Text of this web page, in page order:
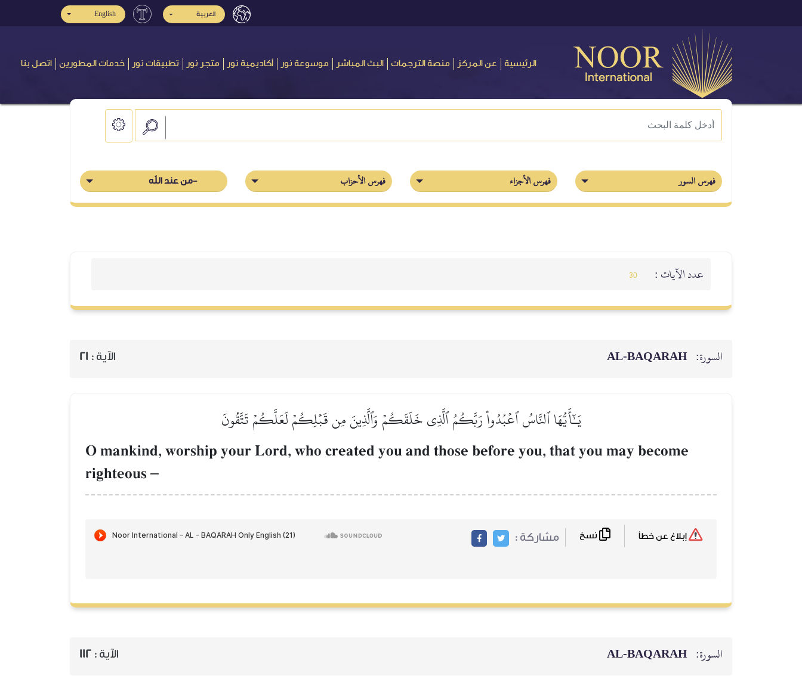
العربية English
الرئيسية عن المركز منصة الترجمات البث المباشر موسوعة نور أكاديمية نور متجر نور تطبيقات نور خدمات المطورين اتصل بنا
فهرس السور فهرس الأجزاء فهرس الأحزاب -من عند الله
عدد الآيات : 30
السورة: AL‑BAQARAH الآية : 21
يَـٰٓأَيُّهَا ٱلنَّاسُ ٱعۡبُدُواْ رَبَّكُمُ ٱلَّذِي خَلَقَكُمۡ وَٱلَّذِينَ مِن قَبۡلِكُمۡ لَعَلَّكُمۡ تَتَّقُونَ
O mankind, worship your Lord, who created you and those before you, that you may become
righteous –
مشاركة :
السورة: AL‑BAQARAH الآية : 112